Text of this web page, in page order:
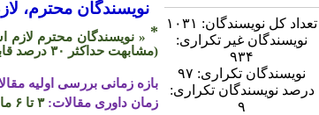
تعداد کل نویسندگان: ۱۰۳۱
نویسندگان غیر تکراری:
۹۳۴
نویسندگان تکراری: ۹۷
درصد نویسندگان تکراری:
۹
نویسندگان محترم،
* « نویسندگان محترم لازم
(مشابهت حداکثر
۳۰ درصد
بازه زمانی بررسی اولیه
زمان داوری مقالات:۳ تا ۶ ماه